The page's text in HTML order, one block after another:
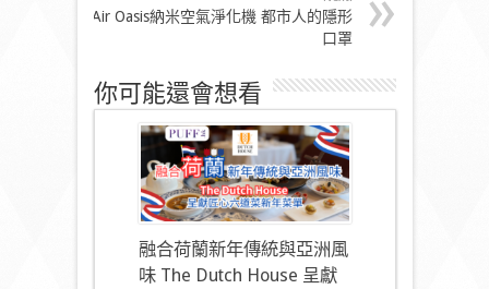
Air Oasis納米空氣淨化機 都市人的隱形
口罩
你可能還會想看
融合荷蘭新年傳統與亞洲風
味 The Dutch House 呈獻